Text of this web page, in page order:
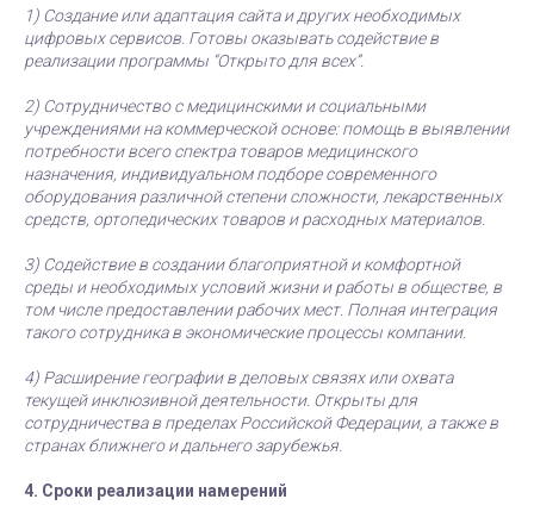
1) Создание или адаптация сайта и других необходимых
цифровых сервисов. Готовы оказывать содействие в
реализации программы “Открыто для всех”.
2) Сотрудничество с медицинскими и социальными
учреждениями на коммерческой основе: помощь в выявлении
потребности всего спектра товаров медицинского
назначения, индивидуальном подборе современного
оборудования различной степени сложности, лекарственных
средств, ортопедических товаров и расходных материалов.
3) Содействие в создании благоприятной и комфортной
среды и необходимых условий жизни и работы в обществе, в
том числе предоставлении рабочих мест. Полная интеграция
такого сотрудника в экономические процессы компании.
4) Расширение географии в деловых связях или охвата
текущей инклюзивной деятельности. Открыты для
сотрудничества в пределах Российской Федерации, а также в
странах ближнего и дальнего зарубежья.
4. Сроки реализации намерений